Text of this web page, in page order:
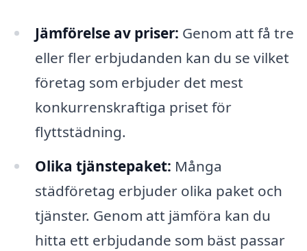
Jämförelse av priser: Genom att få tre
eller fler erbjudanden kan du se vilket
företag som erbjuder det mest
konkurrenskraftiga priset för
flyttstädning.
Olika tjänstepaket: Många
städföretag erbjuder olika paket och
tjänster. Genom att jämföra kan du
hitta ett erbjudande som bäst passar